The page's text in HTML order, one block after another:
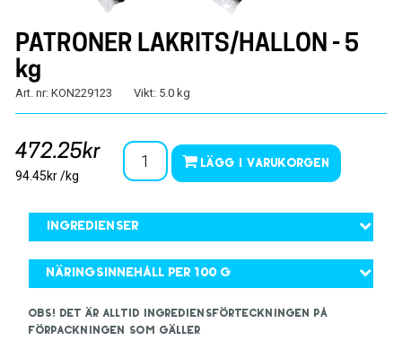
PATRONER LAKRITS/HALLON - 5
kg
Art. nr: KON229123 Vikt: 5.0 kg
472.25kr
94.45kr /kg
Lägg i varukorgen
Ingredienser
Näringsinnehåll per 100 g
OBS! Det är alltid ingrediensförteckningen på
förpackningen som gäller